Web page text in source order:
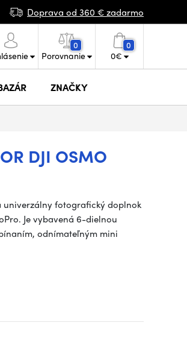
Doprava od 360 € zadarmo
0
Porovnanie
0
0€
ZNAČKY
DJI OSMO
univerzálny fotografický doplnok
Je vybavená 6-dielnou
odnímateľným mini